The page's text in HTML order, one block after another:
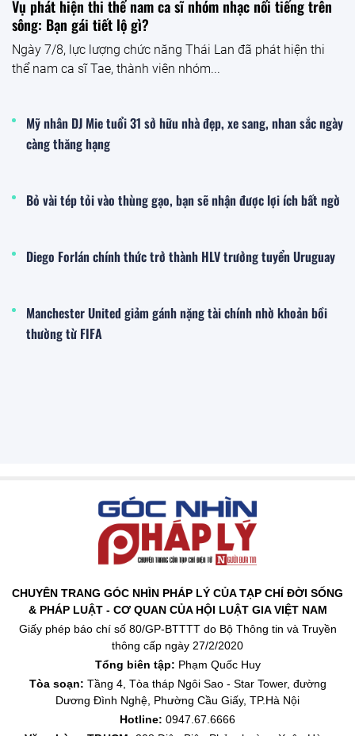
Vụ phát hiện thi thể nam ca sĩ nhóm nhạc nổi tiếng trên
sông: Bạn gái tiết lộ gì?
Ngày 7/8, lực lượng chức năng Thái Lan đã phát hiện thi
thể nam ca sĩ Tae, thành viên nhóm...
Mỹ nhân DJ Mie tuổi 31 sở hữu nhà đẹp, xe sang, nhan sắc ngày
càng thăng hạng
Bỏ vài tép tỏi vào thùng gạo, bạn sẽ nhận được lợi ích bất ngờ
Diego Forlán chính thức trở thành HLV trưởng tuyển Uruguay
Manchester United giảm gánh nặng tài chính nhờ khoản bồi
thường từ FIFA
CHUYÊN TRANG GÓC NHÌN PHÁP LÝ CỦA TẠP CHÍ ĐỜI SỐNG
& PHÁP LUẬT - CƠ QUAN CỦA HỘI LUẬT GIA VIỆT NAM
Giấy phép báo chí số 80/GP-BTTTT do Bộ Thông tin và Truyền
thông cấp ngày 27/2/2020
Tổng biên tập: Phạm Quốc Huy
Tòa soạn: Tầng 4, Tòa tháp Ngôi Sao - Star Tower, đường
Dương Đình Nghệ, Phường Cầu Giấy, TP.Hà Nội
Hotline: 0947.67.6666